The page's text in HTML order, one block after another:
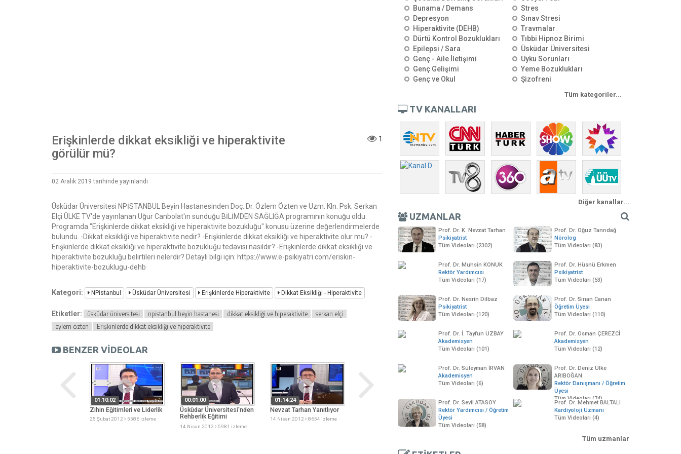
Erişkinlerde dikkat eksikliği ve hiperaktivite
görülür mü?
1
02 Aralık 2019 tarihinde yayınlandı
Üsküdar Üniversitesi NPİSTANBUL Beyin Hastanesinden Doç. Dr. Özlem Özten ve Uzm. Kln. Psk. Serkan
Elçi ÜLKE TV'de yayınlanan Uğur Canbolat'ın sunduğu BİLİMDEN SAĞLIĞA programının konuğu oldu.
Programda "Erişkinlerde dikkat eksikliği ve hiperaktivite bozukluğu" konusu üzerine değerlendirmelerde
bulundu. -Dikkat eksikliği ve hiperaktivite nedir? -Erişkinlerde dikkat eksikliği ve hiperaktivite olur mu? -
Erişkinlerde dikkat eksikliği ve hiperaktivite bozukluğu tedavisi nasıldır? -Erişkinlerde dikkat eksikliği ve
hiperaktivite bozukluğu belirtileri nelerdir? Detaylı bilgi için: https://www.e-psikiyatri.com/eriskin-
hiperaktivite-bozuklugu-dehb
Kategori: NPistanbul Üsküdar Üniversitesi Erişkinlerde Hiperaktivite Dikkat Eksikliği - Hiperaktivite
Etiketler: üsküdar üniversitesi npistanbul beyin hastanesi dikkat eksikliği ve hiperaktivite
serkan elçi
eylem özten
Erişkinlerde dikkat eksikliği ve hiperaktivite
BENZER VİDEOLAR
01:10:02
Zihin Eğitimleri ve Liderlik
25 Şubat 2012 5586 izleme
00:01:00
Üsküdar Üniversitesi'nden
Rehberlik Eğitimi
Protokolü
14 Nisan 2012 5981 izleme
01:14:24
Nevzat Tarhan Yanıtlıyor
14 Nisan 2012 8654 izleme
Üsküdar Üniversitesi'nden
Rehberlik Eğitimi
5842 izleme
00:10:19
Üsküdar Üniversitesi'nden
Rehberlik Eğitimi
Protokolü
16 Nisan 2012
01:11:11
Geleceği kurmak vizyon
oluşturmak
Bunama / Demans
Depresyon
Hiperaktivite (DEHB)
Dürtü Kontrol Bozuklukları
Epilepsi / Sara
Genç - Aile İletişimi
Genç Gelişimi
Genç ve Okul
Stres
Sınav Stresi
Travmalar
Tıbbi Hipnoz Birimi
Üsküdar Üniversitesi
Uyku Sorunları
Yeme Bozuklukları
Şizofreni
Tüm kategoriler...
TV KANALLARI
Diğer kanallar...
UZMANLAR
Prof. Dr. K. Nevzat Tarhan
Psikiyatrist
Tüm Videoları (2302)
Prof. Dr. Oğuz Tanrıdağ
Nörolog
Tüm Videoları (83)
Prof. Dr. Muhsin KONUK
Rektör Yardımcısı
Tüm Videoları (17)
Prof. Dr. Hüsnü Erkmen
Psikiyatrist
Tüm Videoları (53)
Prof. Dr. Nesrin Dilbaz
Psikiyatrist
Tüm Videoları (120)
Prof. Dr. Sinan Canan
Öğretim Üyesi
Tüm Videoları (110)
Prof. Dr. İ. Tayfun UZBAY
Akademisyen
Tüm Videoları (101)
Prof. Dr. Osman ÇEREZCİ
Akademisyen
Tüm Videoları (12)
Prof. Dr. Süleyman İRVAN
Akademisyen
Tüm Videoları (6)
Prof. Dr. Deniz Ülke
ARIBOĞAN
Rektör Danışmanı / Öğretim
Üyesi
Tüm Videoları (74)
Prof. Dr. Sevil ATASOY
Rektör Yardımcısı / Öğretim
Üyesi
Tüm Videoları (58)
Prof. Dr. Mehmet BALTALI
Kardiyoloji Uzmanı
Tüm Videoları (4)
Tüm uzmanlar